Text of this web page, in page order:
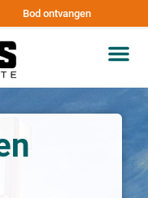
Bod ontvangen